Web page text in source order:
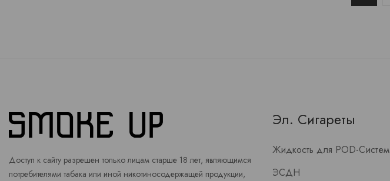
Доступ к сайту разрешен только лицам старше 18 лет, являющимся
потребителями табака или иной никотиносодержащей продукции,
Эл. Сигареты
Жидкость для POD-Систем
ЭСДН